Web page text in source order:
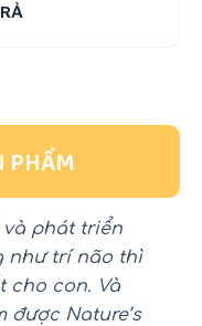
PHẨM
phát triển
như trí não thì
cho con. Và
được Nature’s